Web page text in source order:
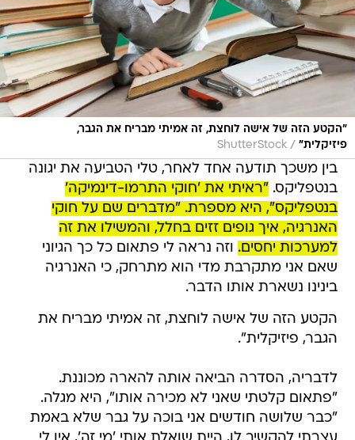
"הקטע הזה של אישה לוחצת, זה אמיתי מבריח את הגבר,
פיזיקלית" /
ShutterStock
בין משכך תודעה אחד לאחר, טלי הטביעה את יגונה
בנטפליקס. "ראיתי את 'חוקי התרמו-דינמיקה'
בנטפליקס", היא מספרת. "מדברים שם על חוקי
האנרגיה, איך גופים זזים בחלל, והמשילו את זה
למערכות יחסים. וזה נראה לי פתאום כל כך הגיוני
שאם אני מתקרבת מדי הוא מתרחק, כי האנרגיה
בינינו נשארת אותו הדבר.
הקטע הזה של אישה לוחצת, זה אמיתי מבריח את
הגבר, פיזיקלית".
לדבריה, הסדרה הביאה אותה להארה מכוננת.
"פתאום קלטתי שאני לא מכירה אותו", היא מגלה.
"כבר שלושה חודשים אני בוכה על גבר שלא באמת